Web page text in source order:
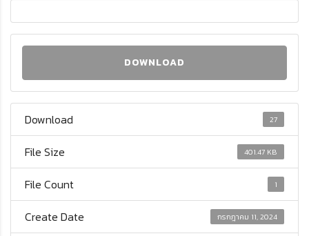
DOWNLOAD
Download 27
File Size 401.47 KB
File Count 1
Create Date กรกฎาคม 11, 2024